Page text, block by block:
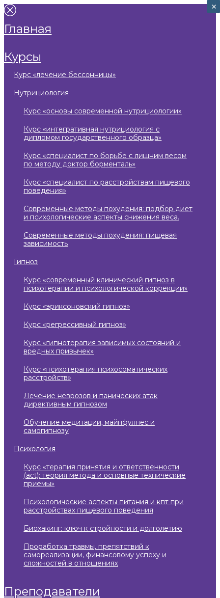
главная
курсы
курс «лечение бессонницы»
нутрициология
курс «основы современной нутрициологии»
курс «интегративная нутрициология с
дипломом государственного образца»
курс «специалист по борьбе с лишним весом
по методу доктор борменталь»
курс «специалист по расстройствам пищевого
поведения»
современные методы похудения: подбор диет
и психологические аспекты снижения веса.
современные методы похудения: пищевая
зависимость
гипноз
курс «современный клинический гипноз в
психотерапии и психологической коррекции»
курс «эриксоновский гипноз»
курс «регрессивный гипноз»
курс «гипнотерапия зависимых состояний и
вредных привычек»
курс «психотерапия психосоматических
расстройств»
лечение неврозов и панических атак
директивным гипнозом
обучение медитации, майнфулнес и
самогипнозу
психология
курс «терапия принятия и ответственности
(act): теория метода и основные технические
приемы»
психологические аспекты питания и кпт при
расстройствах пищевого поведения
биохакинг: ключ к стройности и долголетию
проработка травмы, препятствий к
самореализации, финансовому успеху и
сложностей в отношениях
преподаватели
×
×